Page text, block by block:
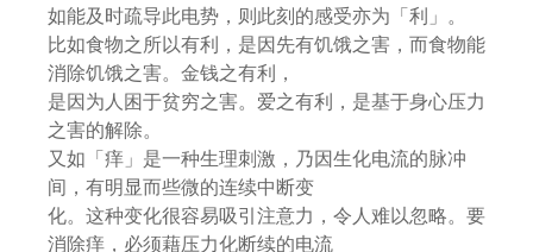
如能及时疏导此电势，则此刻的感受亦为「利」。
比如食物之所以有利，是因先有饥饿之害，而食物能
消除饥饿之害。金钱之有利，
是因为人困于贫穷之害。爱之有利，是基于身心压力
之害的解除。
又如「痒」是一种生理刺激，乃因生化电流的脉冲
间，有明显而些微的连续中断变
化。这种变化很容易吸引注意力，令人难以忽略。要
消除痒，必须藉压力化断续的电流